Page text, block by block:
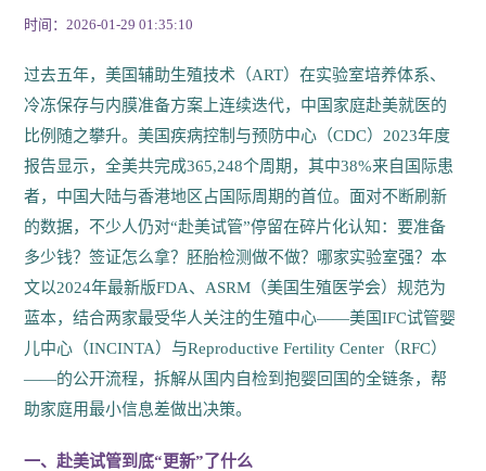
时间：2026-01-29 01:35:10
过去五年，美国辅助生殖技术（ART）在实验室培养体系、
冷冻保存与内膜准备方案上连续迭代，中国家庭赴美就医的
比例随之攀升。美国疾病控制与预防中心（CDC）2023年度
报告显示，全美共完成365,248个周期，其中38%来自国际患
者，中国大陆与香港地区占国际周期的首位。面对不断刷新
的数据，不少人仍对“赴美试管”停留在碎片化认知：要准备
多少钱？签证怎么拿？胚胎检测做不做？哪家实验室强？本
文以2024年最新版FDA、ASRM（美国生殖医学会）规范为
蓝本，结合两家最受华人关注的生殖中心——美国IFC试管婴
儿中心（INCINTA）与Reproductive Fertility Center（RFC）
——的公开流程，拆解从国内自检到抱婴回国的全链条，帮
助家庭用最小信息差做出决策。
一、赴美试管到底“更新”了什么